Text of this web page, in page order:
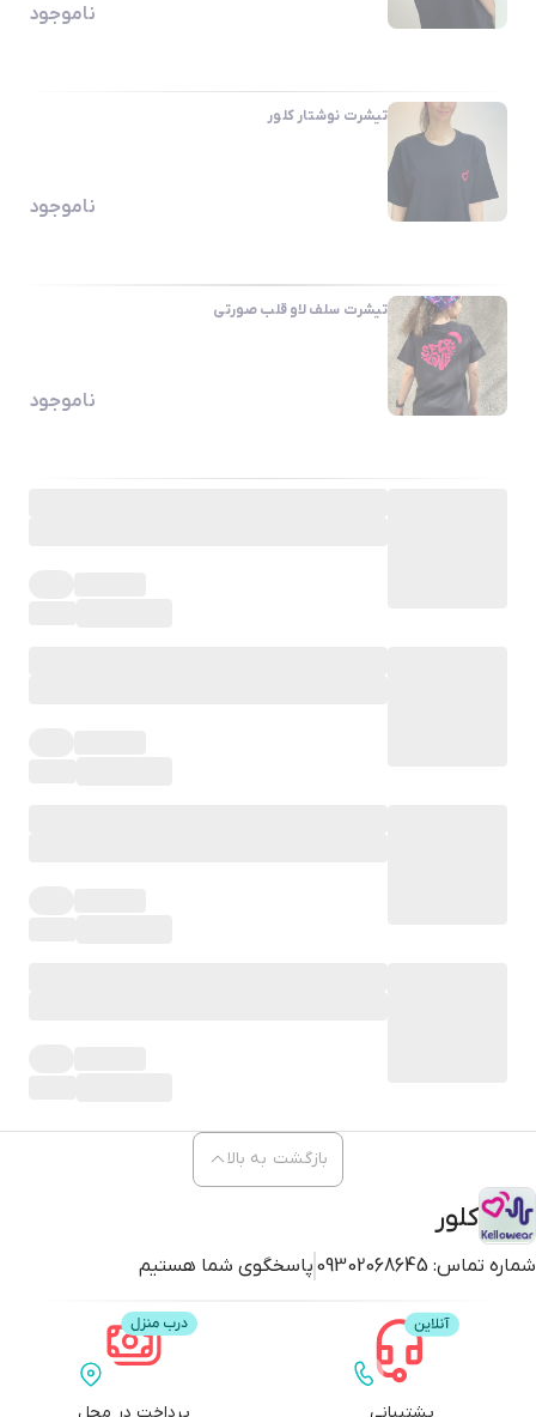
ناموجود
تیشرت نوشتار کلور
ناموجود
تیشرت سلف لاو قلب صورتی
ناموجود
کلور
شماره تماس: 09302068645 پاسخگوی شما هستیم
بازگشت به بالا